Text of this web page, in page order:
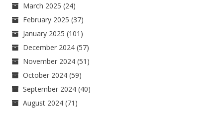
March 2025 (24)
February 2025 (37)
January 2025 (101)
December 2024 (57)
November 2024 (51)
October 2024 (59)
September 2024 (40)
August 2024 (71)